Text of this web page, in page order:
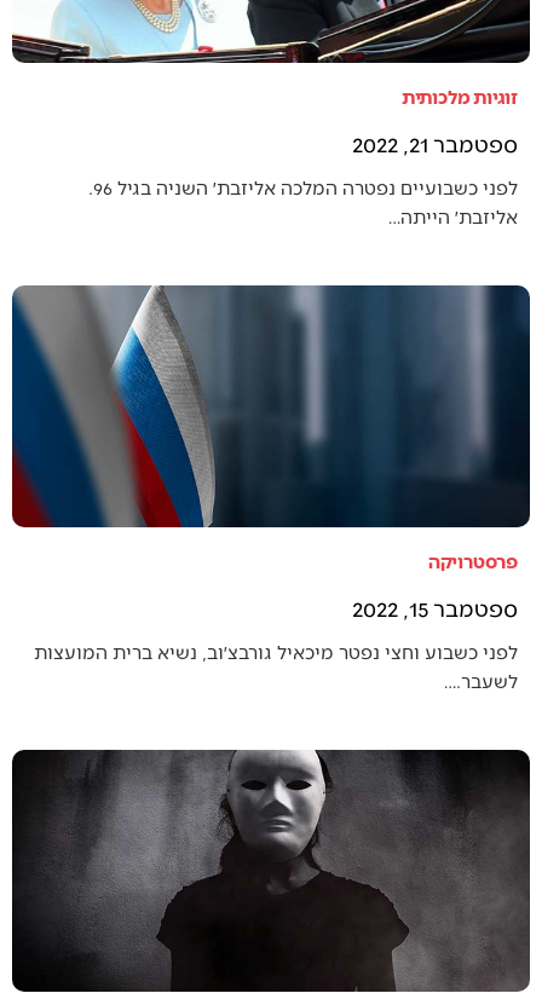
זוגיות מלכותית
ספטמבר 21, 2022
לפני כשבועיים נפטרה המלכה אליזבת׳ השניה בגיל 96.
אליזבת׳ הייתה…
פרסטרויקה
ספטמבר 15, 2022
לפני כשבוע וחצי נפטר מיכאיל גורבצ׳וב, נשיא ברית המועצות
לשעבר.…